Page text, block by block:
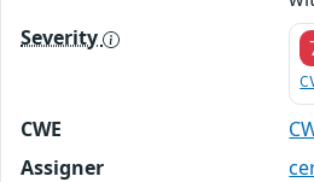
Severity
CWE
Assigner